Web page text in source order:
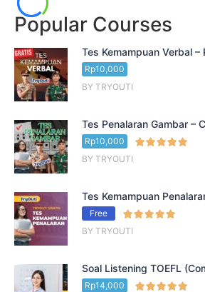
Popular Courses
Tes Kemampuan Verbal –
Rp10,000
BY TRYOUTI
Tes Penalaran Gambar –
Rp10,000
BY TRYOUTI
Tes Kemampuan
Free
BY TRYOUTI
Soal Listening TOEFL
Rp14,000